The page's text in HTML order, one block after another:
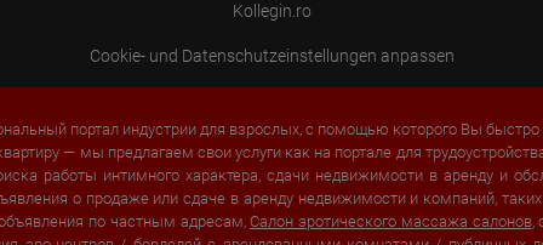
Kollegin.ro
Cookie- und Datenschutzeinstellungen anpassen
портал индустрии для взрослых, с помощью которого Вы
— мы предлагаем свои услуги как на портале для
работы интимного характера, сдачи недвижимости в аренду и
о продаже или сдаче в аренду недвижимости и компаний,
по частным адресам, Салон эротического массажа салонов,